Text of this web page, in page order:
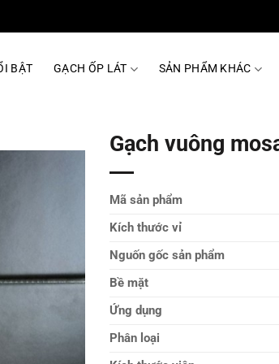
BẬT GẠCH ỐP LÁT SẢN PHẨM KHÁC
Gạch vuông
Mã sản phẩm
Kích thước vỉ
Nguốn gốc sản phẩm
Bề mặt
Ứng dụng
Phân loại